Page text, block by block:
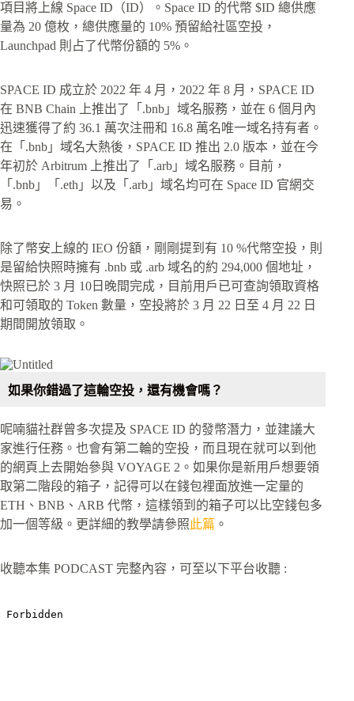
項目將上線 Space ID（ID）。Space ID 的代幣 $ID 總供應
量為 20 億枚，總供應量的 10% 預留給社區空投，
Launchpad 則占了代幣份額的 5%。
SPACE ID 成立於 2022 年 4 月，2022 年 8 月，SPACE ID
在 BNB Chain 上推出了「.bnb」域名服務，並在 6 個月內
迅速獲得了約 36.1 萬次注冊和 16.8 萬名唯一域名持有者。
在「.bnb」域名大熱後，SPACE ID 推出 2.0 版本，並在今
年初於 Arbitrum 上推出了「.arb」域名服務。目前，
「.bnb」「.eth」以及「.arb」域名均可在 Space ID 官網交
易。
除了幣安上線的 IEO 份額，剛剛提到有 10 %代幣空投，則
是留給快照時擁有 .bnb 或 .arb 域名的約 294,000 個地址，
快照已於 3 月 10日晚間完成，目前用戶已可查詢領取資格
和可領取的 Token 數量，空投將於 3 月 22 日至 4 月 22 日
期間開放領取。
如果你錯過了這輪空投，還有機會嗎？
呢喃貓社群曾多次提及 SPACE ID 的發幣潛力，並建議大
家進行任務。也會有第二輪的空投，而且現在就可以到他
的網頁上去開始參與 VOYAGE 2。如果你是新用戶想要領
取第二階段的箱子，記得可以在錢包裡面放進一定量的
ETH、BNB、ARB 代幣，這樣領到的箱子可以比空錢包多
加一個等級。更詳細的教學請參照此篇 。
收聽本集 PODCAST 完整內容，可至以下平台收聽 :